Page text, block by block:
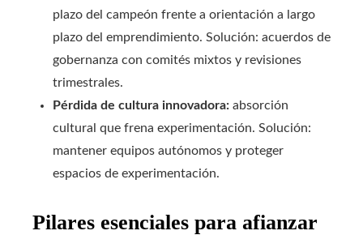
plazo del campeón frente a orientación a largo
plazo del emprendimiento. Solución: acuerdos de
gobernanza con comités mixtos y revisiones
trimestrales.
Pérdida de cultura innovadora: absorción
cultural que frena experimentación. Solución:
mantener equipos autónomos y proteger
espacios de experimentación.
Pilares esenciales para afianzar